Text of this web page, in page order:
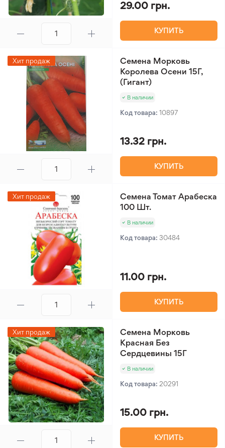
29.00 грн.
КУПИТЬ
Хит продаж
Семена Морковь
Королева Осени 15Г,
(Гигант)
В наличии
Код товара: 10897
13.32 грн.
КУПИТЬ
Хит продаж
Семена Томат Арабеска
100 Шт.
В наличии
Код товара: 30484
11.00 грн.
КУПИТЬ
Хит продаж
Семена Морковь
Красная Без
Сердцевины 15Г
В наличии
Код товара: 20291
15.00 грн.
КУПИТЬ